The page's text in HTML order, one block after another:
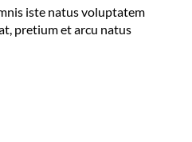
iste natus voluptatem
pretium et arcu natus